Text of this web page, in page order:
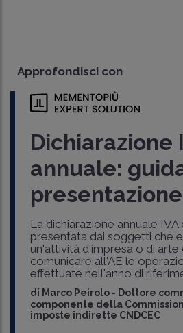
Approfondisci con
Dichiarazione
annuale:
presentazione
La dichiarazione annuale
presentata dai soggetti che
un'attività d'impresa o di
comunicare all'AE le
effettuate nell'anno di
di Marco Peirolo - Dottore
componente della
imposte indirette CNDCEC